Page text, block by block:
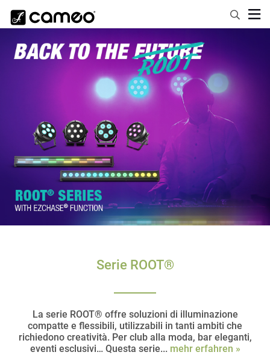
Serie ROOT®
La serie ROOT® offre soluzioni di illuminazione
compatte e flessibili, utilizzabili in tanti ambiti che
richiedono creatività. Per club alla moda, bar eleganti,
eventi esclusivi… Questa serie... mehr erfahren »